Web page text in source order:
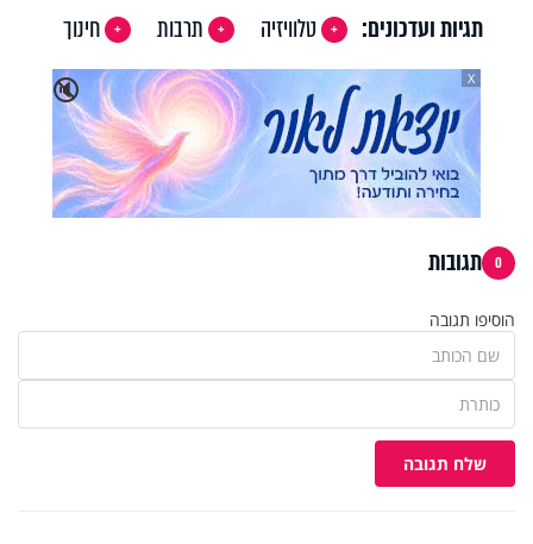
תגיות ועדכונים: טלוויזיה תרבות
חינוך
🔇
X
0 תגובות
הוסיפו תגובה
שלח תגובה